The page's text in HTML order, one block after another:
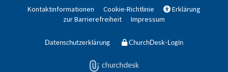
Kontaktinformationen
Cookie-Richtlinie  Erklärung
zur Barrierefreiheit
Impressum
Datenschutzerklärung ChurchDesk-Login